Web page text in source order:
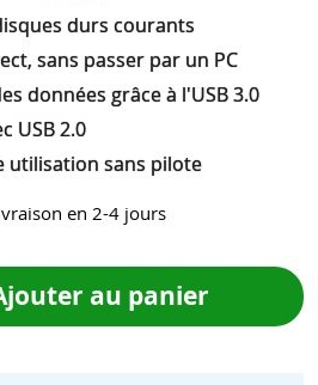
durs courants
sans passer par un PC
données grâce à l'USB 3.0
USB 2.0
utilisation sans pilote
en 2-4 jours
au panier